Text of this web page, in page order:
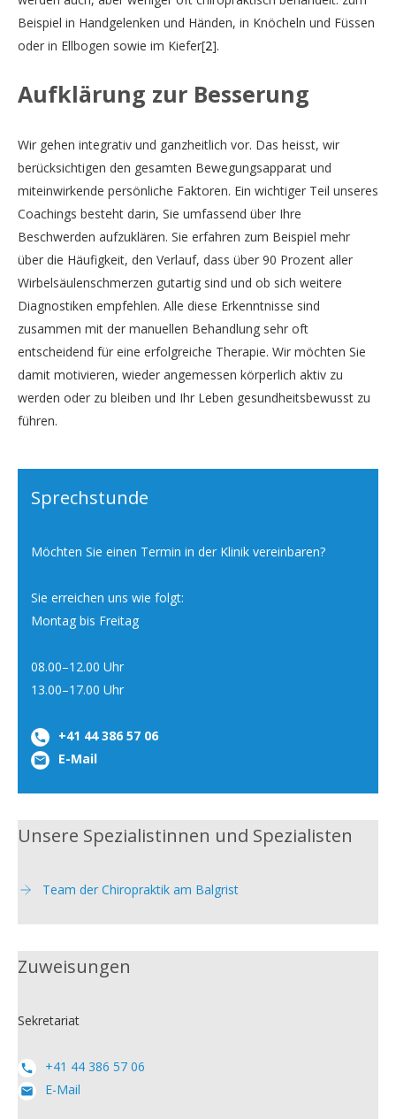
chiropractic profession in Switzerland – an update after
more than 10 years.
Beispiel in Handgelenken und Händen, in Knöcheln und Füssen
oder in Ellbogen sowie im Kiefer 2
Swiss chiropractic practice-based research
protocol of a nationwide resource to advance
musculoskeletal health services research.
.
Aufklärung zur Besserung
Wir gehen integrativ und ganzheitlich vor. Das heisst, wir
berücksichtigen den gesamten Bewegungsapparat und
miteinwirkende persönliche Faktoren. Ein wichtiger Teil unseres
Coachings besteht darin, Sie umfassend über Ihre
Beschwerden aufzuklären. Sie erfahren zum Beispiel mehr
über die Häufigkeit, den Verlauf, dass über 90 Prozent aller
Wirbelsäulenschmerzen gutartig sind und ob sich weitere
Diagnostiken empfehlen. Alle diese Erkenntnisse sind
zusammen mit der manuellen Behandlung sehr oft
entscheidend für eine erfolgreiche Therapie. Wir möchten Sie
damit motivieren, wieder angemessen körperlich aktiv zu
werden oder zu bleiben und Ihr Leben gesundheitsbewusst zu
führen.
Sprechstunde
Möchten Sie einen Termin in der Klinik vereinbaren?
Sie erreichen uns wie folgt:
Montag bis Freitag
08.00–12.00 Uhr
13.00–17.00 Uhr
+41 44 386 57 06
E-Mail
Unsere Spezialistinnen und Spezialisten
Team der Chiropraktik am Balgrist
Zuweisungen
Sekretariat
+41 44 386 57 06
E-Mail